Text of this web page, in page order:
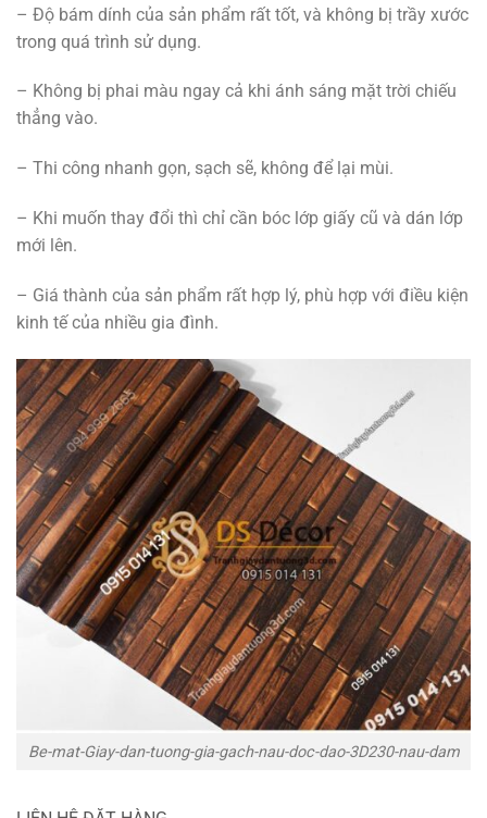
– Độ bám dính của sản phẩm rất tốt, và không bị trầy xước
trong quá trình sử dụng.
– Không bị phai màu ngay cả khi ánh sáng mặt trời chiếu
thẳng vào.
– Thi công nhanh gọn, sạch sẽ, không để lại mùi.
– Khi muốn thay đổi thì chỉ cần bóc lớp giấy cũ và dán lớp
mới lên.
– Giá thành của sản phẩm rất hợp lý, phù hợp với điều kiện
kinh tế của nhiều gia đình.
Be-mat-Giay-dan-tuong-gia-gach-nau-doc-dao-3D230-nau-dam